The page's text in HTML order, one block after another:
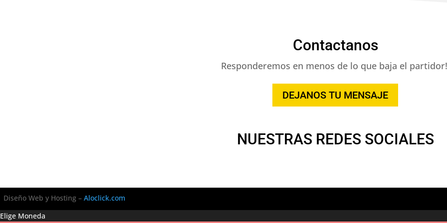
Contactanos
Responderemos en menos de lo que baja el
DEJANOS TU MENSAJE
NUESTRAS REDES SOCIALES
Diseño Web y Hosting – Aloclick.com
Elige Moneda